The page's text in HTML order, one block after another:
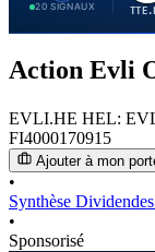
20 SIGNAUX
Action Evli
EVLI.HE HEL:
FI4000170915
Ajouter à mon
•
Synthèse Dividendes
•
Sponsorisé